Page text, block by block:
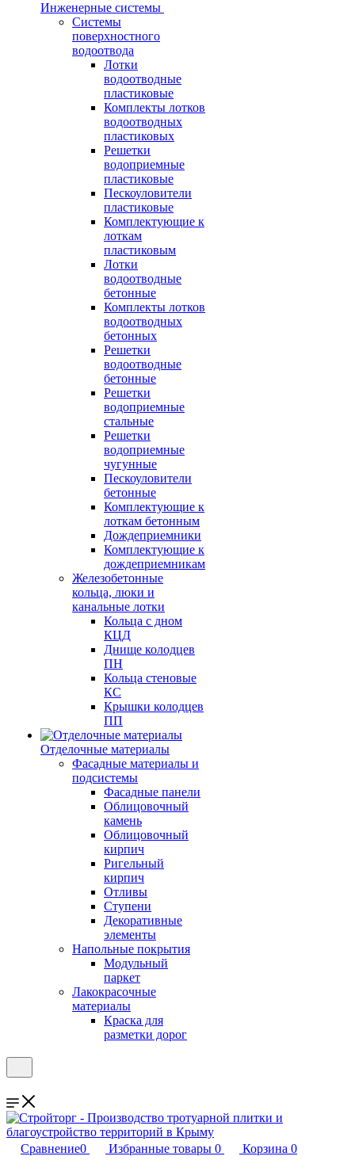
Инженерные системы
Системы
поверхностного
водоотвода
Лотки
водоотводные
пластиковые
Комплекты лотков
водоотводных
пластиковых
Решетки
водоприемные
пластиковые
Пескоуловители
пластиковые
Комплектующие к
лоткам
пластиковым
Лотки
водоотводные
бетонные
Комплекты лотков
водоотводных
бетонных
Решетки
водоотводные
бетонные
Решетки
водоприемные
стальные
Решетки
водоприемные
чугунные
Пескоуловители
бетонные
Комплектующие к
лоткам бетонным
Дождеприемники
Комплектующие к
дождеприемникам
Железобетонные
кольца, люки и
канальные лотки
Кольца с дном
КЦД
Днище колодцев
ПН
Кольца стеновые
КС
Крышки колодцев
ПП
Отделочные материалы
Фасадные материалы и
подсистемы
Фасадные панели
Облицовочный
камень
Облицовочный
кирпич
Ригельный
кирпич
Отливы
Ступени
Декоративные
элементы
Напольные покрытия
Модульный
паркет
Лакокрасочные
материалы
Краска для
разметки дорог
Сравнение0 Избранные товары 0 Корзина 0